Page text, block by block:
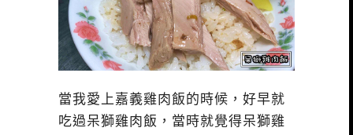
當我愛上嘉義雞肉飯的時候，好早就
吃過呆獅雞肉飯，當時就覺得呆獅雞